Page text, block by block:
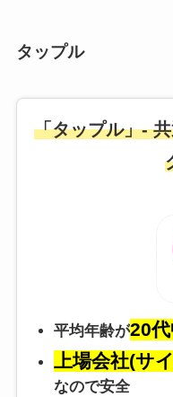
タップル
「タップル」-
平均年齢が20
上場会社(サ
なので安全